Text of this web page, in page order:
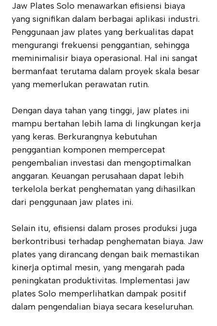
Jaw Plates Solo menawarkan efisiensi biaya
yang signifikan dalam berbagai aplikasi industri.
Penggunaan jaw plates yang berkualitas dapat
mengurangi frekuensi penggantian, sehingga
meminimalisir biaya operasional. Hal ini sangat
bermanfaat terutama dalam proyek skala besar
yang memerlukan perawatan rutin.
Dengan daya tahan yang tinggi, jaw plates ini
mampu bertahan lebih lama di lingkungan kerja
yang keras. Berkurangnya kebutuhan
penggantian komponen mempercepat
pengembalian investasi dan mengoptimalkan
anggaran. Keuangan perusahaan dapat lebih
terkelola berkat penghematan yang dihasilkan
dari penggunaan jaw plates ini.
Selain itu, efisiensi dalam proses produksi juga
berkontribusi terhadap penghematan biaya. Jaw
plates yang dirancang dengan baik memastikan
kinerja optimal mesin, yang mengarah pada
peningkatan produktivitas. Implementasi jaw
plates Solo memperlihatkan dampak positif
dalam pengendalian biaya secara keseluruhan.